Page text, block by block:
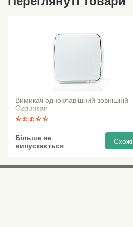
Вимикач одноклавішний зовнішній
Ozgunsan
Більше не
випускається
Схожі